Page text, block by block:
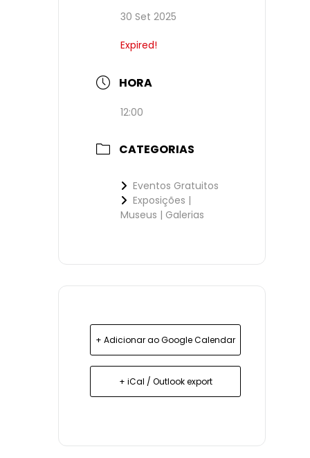
30 Set 2025
Expired!
HORA
12:00
CATEGORIAS
Eventos Gratuitos
Exposições |
Museus | Galerias
+ Adicionar ao Google Calendar
+ iCal / Outlook export